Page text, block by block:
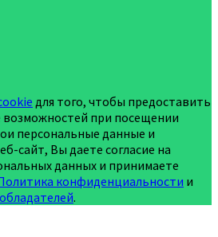
для того, чтобы предоставить
при посещении
персональные данные и
сайт, Вы даете согласие на
данных и принимаете
конфиденциальности и
.